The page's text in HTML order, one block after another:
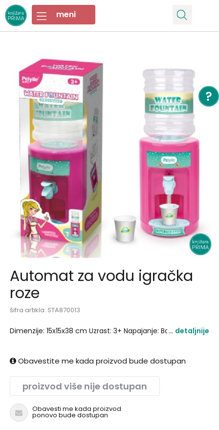
Automat za vodu igračka
roze
šifra artikla: STA870013
Dimenzije: 15x15x38 cm Uzrast: 3+ Napajanje: Baterija AA*2.
detaljnije
Obavestite me kada proizvod bude dostupan
proizvod više nije dostupan
Obavesti me kada proizvod
ponovo bude dostupan